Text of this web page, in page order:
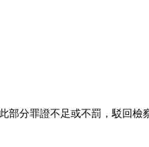
分罪證不足或不罰，駁回檢